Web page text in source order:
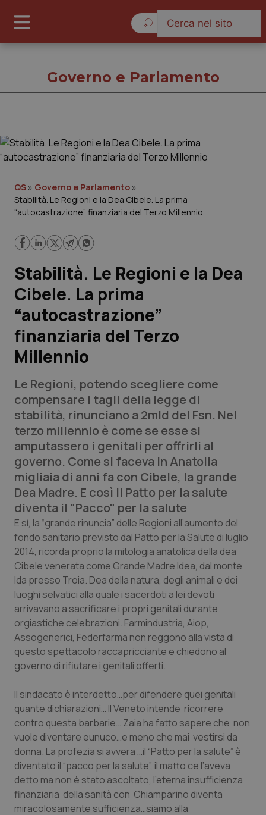
Governo e Parlamento
Regioni e Asl
Lavoro e Professioni
Scienza e Farmaci
Studi e Analisi
Lettere al direttore
Edizioni Regionali
QS Pro
Professionisti Sanitari.AI
Abruzzo
Basilicata
Calabria
Campania
Emilia-Romagna
Friuli Venezia Giulia
Lazio
Liguria
Lombardia
Marche
Molise
QS Pro Gold
Artrite & artrosi
Asma & BPCO
Car-T
Colesterolo & coronaropatie
Dermatite Atopica
Diabete & glucometri
Disturbi dell’umore
Dolore
Donna & Salute
Epatiti
QS Club Newsletter
Governo e Parlamento
QS » Governo e Parlamento »
Stabilità. Le Regioni e la Dea Cibele. La prima
“autocastrazione” finanziaria del Terzo Millennio
Stabilità. Le Regioni e la Dea
Cibele. La prima
“autocastrazione”
finanziaria del Terzo
Millennio
Le Regioni, potendo scegliere come
compensare i tagli della legge di
stabilità, rinunciano a 2mld del Fsn. Nel
terzo millennio è come se esse si
amputassero i genitali per offrirli al
governo. Come si faceva in Anatolia
migliaia di anni fa con Cibele, la grande
Dea Madre. E così il Patto per la salute
diventa il "Pacco" per la salute
E sì, la “grande rinuncia” delle Regioni all’aumento del
fondo sanitario previsto dal Patto per la Salute di luglio
2014, ricorda proprio la mitologia anatolica della dea
Cibele venerata come Grande Madre Idea, dal monte
Ida presso Troia. Dea della natura, degli animali e dei
luoghi selvatici alla quale i sacerdoti a lei devoti
arrivavano a sacrificare i propri genitali durante
orgiastiche celebrazioni. Farmindustria, Aiop,
Assogenerici, Federfarma non reggono alla vista di
questo spettacolo raccapricciante e chiedono al
governo di rifiutare i genitali offerti.
Il sindacato è interdetto…per difendere quei genitali
quante dichiarazioni… Il Veneto intende ricorrere
contro questa barbarie… Zaia ha fatto sapere che non
vuole diventare eunuco…e meno che mai vestirsi da
donna. La profezia si avvera …il “Patto per la salute” è
diventato il “pacco per la salute”, il matto ce l’aveva
detto ma non è stato ascoltato, l’eterna insufficienza
finanziaria della sanità con Chiamparino diventa
miracolosamente sufficienza…siamo alla